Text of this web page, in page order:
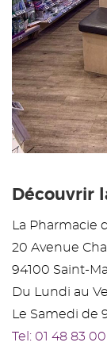
Découvrir
La Pharmacie
20 Avenue
94100 Saint-
Du Lundi au
Le Samedi de
Tel: 01 48 83